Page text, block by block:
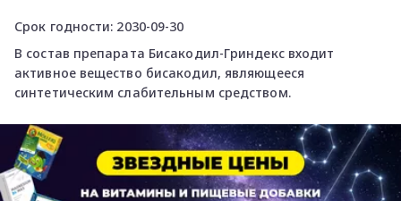
Срок годности: 2030-09-30
В состав препарата Бисакодил-Гриндекс входит
активное вещество бисакодил, являющееся
синтетическим слабительным средством.